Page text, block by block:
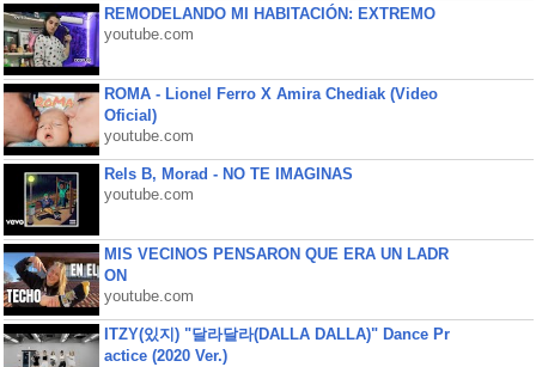
REMODELANDO MI HABITACIÓN: EXTREMO
youtube.com
ROMA - Lionel Ferro X Amira Chediak (Video
Oficial)
youtube.com
Rels B, Morad - NO TE IMAGINAS
youtube.com
MIS VECINOS PENSARON QUE ERA UN LADR
ON
youtube.com
ITZY(있지) "달라달라(DALLA DALLA)" Dance Pr
actice (2020 Ver.)